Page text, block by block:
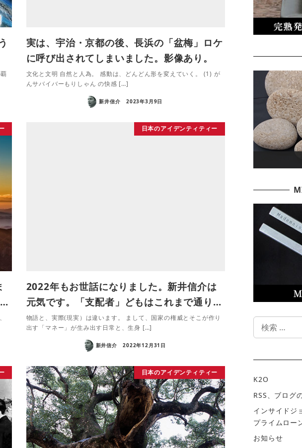
実は、宇治・京都の後、長浜の「盆梅」ロケ
に呼び出されてしまいました。影像あり。
文化と文明 自然と人為。 感動は、どんどん形を変えていく。 (1) が
んサバイバーもりしゃん の快感 […]
新井信介 2023年3月9日
…
日本のアイデンティティー
2022年もお世話になりました。新井信介は
元気です。「支配者」どもはこれまで通り…
物語と、実際(現実）は違います。 まして、国家の権威とそこが作り
出す「マネー」が生み出す日常と、生身 […]
新井信介 2022年12月31日
日本のアイデンティティー
検
K2O
RSS、ブログ
インサイドジ
プライムロー
お知らせ